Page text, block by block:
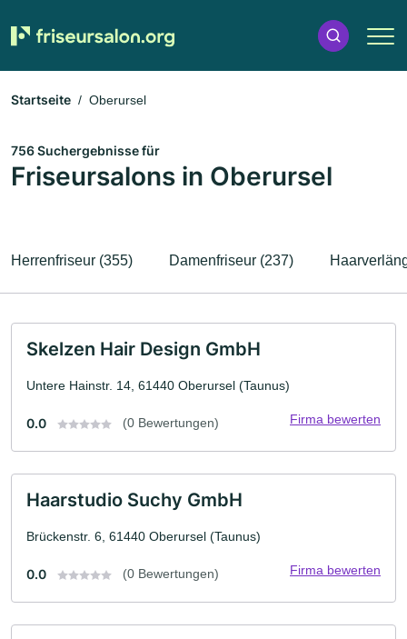
Startseite Oberursel
756 Suchergebnisse für
Friseursalons in Oberursel
Herrenfriseur (355) Damenfriseur (237)
Skelzen Hair Design GmbH
Untere Hainstr. 14, 61440 Oberursel (Taunus)
0.0 (0 Bewertungen) Firma bewerten
Haarstudio Suchy GmbH
Brückenstr. 6, 61440 Oberursel (Taunus)
0.0 (0 Bewertungen) Firma bewerten